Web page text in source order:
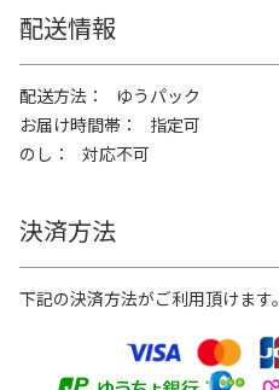
配送情報
配送方法
ゆうパック
お届け時間帯
指定可
のし
対応不可
決済方法
下記の決済方法がご利用頂けます。